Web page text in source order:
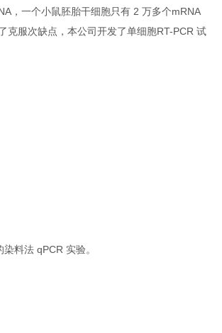
，一个小鼠胚胎干细胞只有 2 万多个mRNA
克服次缺点，本公司开发了单细胞RT-PCR 试
料法 qPCR 实验。